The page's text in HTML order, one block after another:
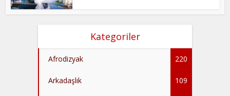
Kategoriler
Afrodizyak 220
Arkadaşlık 109